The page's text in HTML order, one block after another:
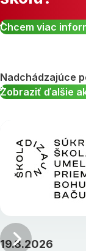
Chcem viac
Nadchádzajúce
Zobraziť ďalšie
19.8.2026